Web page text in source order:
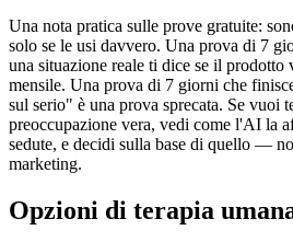
Una nota pratica sulle prove gratuite:
solo se le usi davvero. Una prova di 7
una situazione reale ti dice se il prodotto
mensile. Una prova di 7 giorni che
sul serio" è una prova sprecata. Se vuoi
preoccupazione vera, vedi come l'AI la
sedute, e decidi sulla base di quello —
marketing.
Opzioni di terapia